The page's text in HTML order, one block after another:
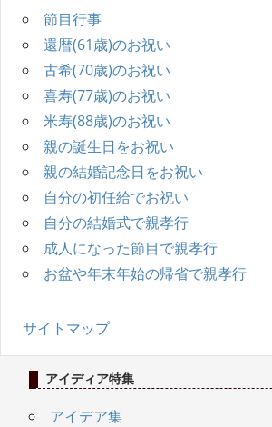
節目行事
還暦(61歳)のお祝い
古希(70歳)のお祝い
喜寿(77歳)のお祝い
米寿(88歳)のお祝い
親の誕生日をお祝い
親の結婚記念日をお祝い
自分の初任給でお祝い
自分の結婚式で親孝行
成人になった節目で親孝行
お盆や年末年始の帰省で親孝行
サイトマップ
アイディア特集
アイデア集